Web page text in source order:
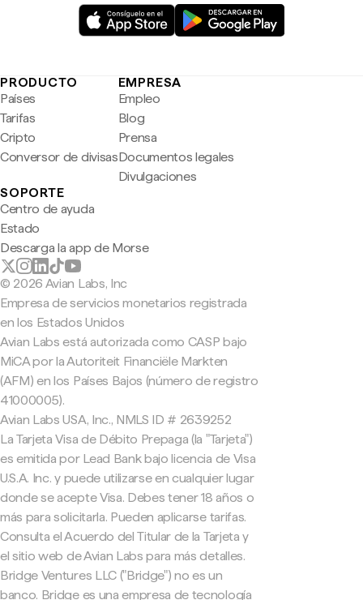
PRODUCTO
Países
Tarifas
Cripto
Conversor de divisas
EMPRESA
Empleo
Blog
Prensa
Documentos legales
Divulgaciones
SOPORTE
Centro de ayuda
Estado
Descarga la app de Morse
© 2026 Avian Labs, Inc
Empresa de servicios monetarios registrada
en los Estados Unidos
Avian Labs está autorizada como CASP bajo
MiCA por la Autoriteit Financiële Markten
(AFM) en los Países Bajos (número de registro
41000005).
Avian Labs USA, Inc., NMLS ID # 2639252
La Tarjeta Visa de Débito Prepaga (la "Tarjeta")
es emitida por Lead Bank bajo licencia de Visa
U.S.A. Inc. y puede utilizarse en cualquier lugar
donde se acepte Visa. Debes tener 18 años o
más para solicitarla. Pueden aplicarse tarifas.
Consulta el Acuerdo del Titular de la Tarjeta y
el sitio web de Avian Labs para más detalles.
Bridge Ventures LLC ("Bridge") no es un
banco. Bridge es una empresa de tecnología